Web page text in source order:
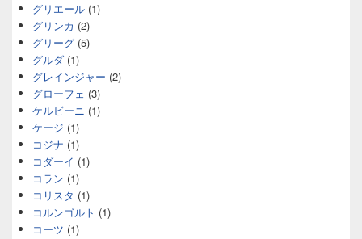
グリエール (1)
グリンカ (2)
グリーグ (5)
グルダ (1)
グレインジャー (2)
グローフェ (3)
ケルビーニ (1)
ケージ (1)
コジナ (1)
コダーイ (1)
コラン (1)
コリスタ (1)
コルンゴルト (1)
コーツ (1)